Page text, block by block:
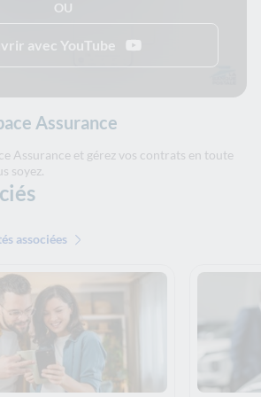
OU
avec YouTube
Assurance
Assurance et gérez vos contrats en toute
soyez.
associées